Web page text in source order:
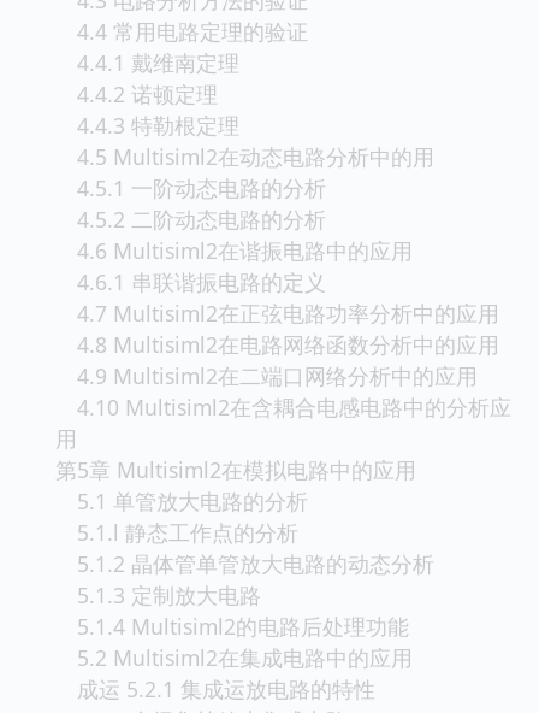
4.4 常用电路定理的验证
4.4.1 戴维南定理
4.4.2 诺顿定理
4.4.3 特勒根定理
4.5 Multisiml2在动态电路分析中的用
4.5.1 一阶动态电路的分析
4.5.2 二阶动态电路的分析
4.6 Multisiml2在谐振电路中的应用
4.6.1 串联谐振电路的定义
4.7 Multisiml2在正弦电路功率分析中的应用
4.8 Multisiml2在电路网络函数分析中的应用
4.9 Multisiml2在二端口网络分析中的应用
4.10 Multisiml2在含耦合电感电路中的分析应
用
第5章 Multisiml2在模拟电路中的应用
5.1 单管放大电路的分析
5.1.l 静态工作点的分析
5.1.2 晶体管单管放大电路的动态分析
5.1.3 定制放大电路
5.1.4 Multisiml2的电路后处理功能
5.2 Multisiml2在集成电路中的应用
成运 5.2.1 集成运放电路的特性